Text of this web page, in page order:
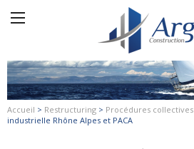
Accueil > Restructuring > Procédures collectives
industrielle Rhône Alpes et PACA